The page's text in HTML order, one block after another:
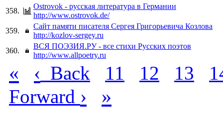
358.
Ostrovok - русская литература в Германии
http://www.ostrovok.de/
359.
Сайт памяти писателя Сергея Григорьевича Козлова
http://kozlov-sergey.ru
360.
ВСЯ ПОЭЗИЯ.РУ - все стихи Русских поэтов
http://www.allpoetry.ru
« ‹ Back 11 12 13
Forward › »